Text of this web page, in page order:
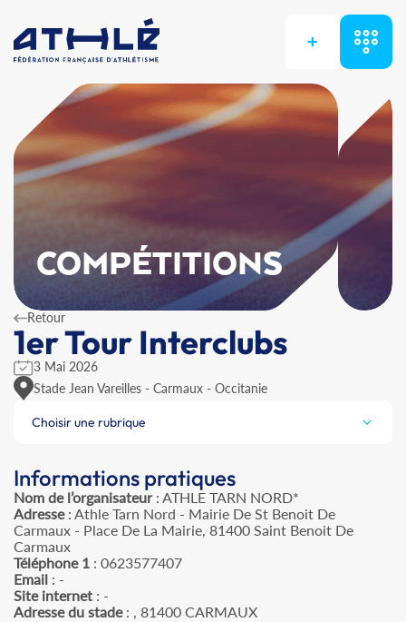
+
COMPÉTITIONS
Retour
1er Tour Interclubs
3 Mai 2026
Stade Jean Vareilles - Carmaux - Occitanie
Choisir une rubrique
Informations pratiques
Nom de l’organisateur: ATHLE TARN NORD*
Adresse: Athle Tarn Nord - Mairie De St Benoit De
Carmaux - Place De La Mairie, 81400 Saint Benoit De
Carmaux
Téléphone 1 : 0623577407
Email : -
Site internet : -
Adresse du stade: , 81400 CARMAUX